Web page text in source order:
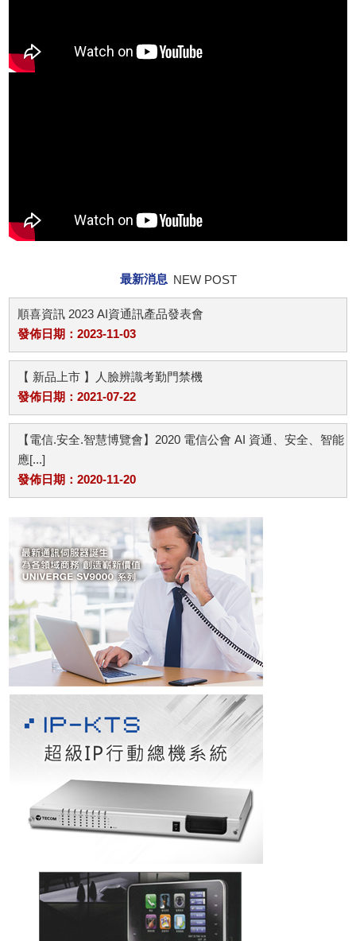
最新消息 NEW POST
順喜資訊 2023 AI資通訊產品發表會
發佈日期：2023-11-03
【 新品上市 】人臉辨識考勤門禁機
發佈日期：2021-07-22
【電信.安全.智慧博覽會】2020 電信公會 AI 資通、安全、智能
應[...]
發佈日期：2020-11-20